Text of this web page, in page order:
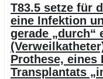
T83.5 setze für
eine Infektion
gerade „durch“
Prothese, eines
Transplantats